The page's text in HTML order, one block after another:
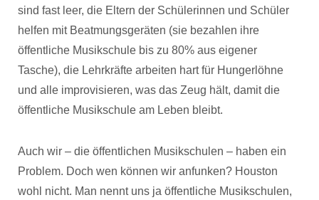
sind fast leer, die Eltern der Schülerinnen und Schüler
helfen mit Beatmungsgeräten (sie bezahlen ihre
öffentliche Musikschule bis zu 80% aus eigener
Tasche), die Lehrkräfte arbeiten hart für Hungerlöhne
und alle improvisieren, was das Zeug hält, damit die
öffentliche Musikschule am Leben bleibt.
Auch wir – die öffentlichen Musikschulen – haben ein
Problem. Doch wen können wir anfunken? Houston
wohl nicht. Man nennt uns ja öffentliche Musikschulen,